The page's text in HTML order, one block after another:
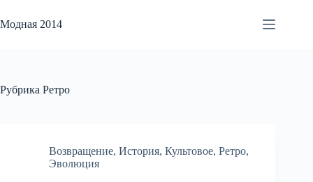
к
сути
Модная 2014
Рубрика Ретро
Возвращение, История, Культовое, Ретро,
Эволюция